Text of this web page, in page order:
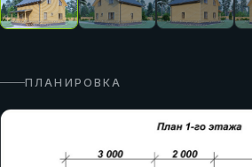
ПЛАНИРОВКА